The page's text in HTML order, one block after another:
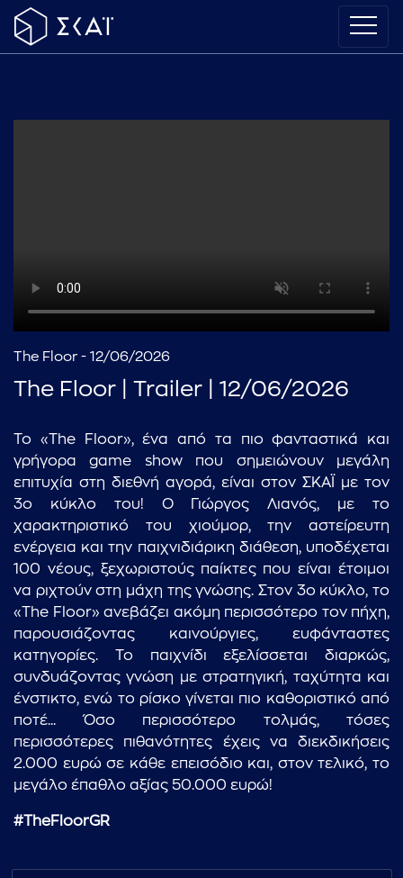
The Floor - 12/06/2026
The Floor | Trailer | 12/06/2026
Το «The Floor», ένα από τα πιο φανταστικά και
γρήγορα game show που σημειώνουν μεγάλη
επιτυχία στη διεθνή αγορά, είναι στον ΣΚΑΪ με τον
3ο κύκλο του! Ο Γιώργος Λιανός, με το
χαρακτηριστικό του χιούμορ, την αστείρευτη
ενέργεια και την παιχνιδιάρικη διάθεση, υποδέχεται
100 νέους, ξεχωριστούς παίκτες που είναι έτοιμοι
να ριχτούν στη μάχη της γνώσης. Στον 3ο κύκλο, το
«The Floor» ανεβάζει ακόμη περισσότερο τον πήχη,
παρουσιάζοντας καινούργιες, ευφάνταστες
κατηγορίες. Το παιχνίδι εξελίσσεται διαρκώς,
συνδυάζοντας γνώση με στρατηγική, ταχύτητα και
ένστικτο, ενώ το ρίσκο γίνεται πιο καθοριστικό από
ποτέ... Όσο περισσότερο τολμάς, τόσες
περισσότερες πιθανότητες έχεις να διεκδικήσεις
2.000 ευρώ σε κάθε επεισόδιο και, στον τελικό, το
μεγάλο έπαθλο αξίας 50.000 ευρώ!
#TheFloorGR